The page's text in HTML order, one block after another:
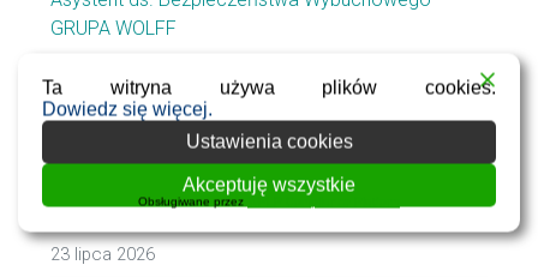
GRUPA WOLFF
WIiTChCraft 2026 – Forum of Chemical Innovation
Call for one Postdoctoral Researcher position in the
23 lipca 2026
Ta witryna używa plików cookies.
Dowiedz się więcej.
Ustawienia cookies
Akceptuję wszystkie
Obsługiwane przez WPLP Compliance Platform